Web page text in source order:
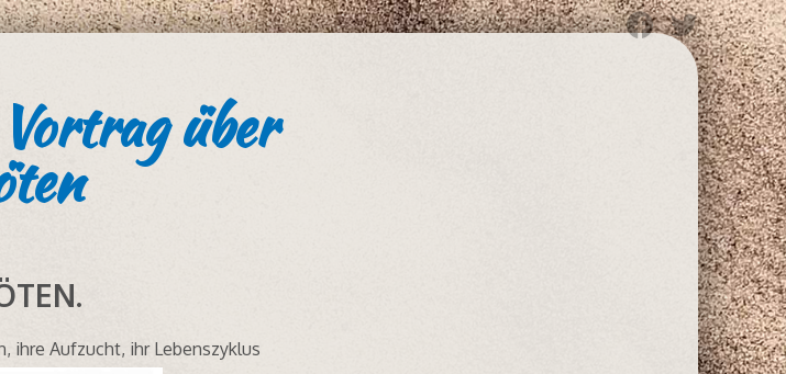
über
ihre Aufzucht, ihr Lebenszyklus